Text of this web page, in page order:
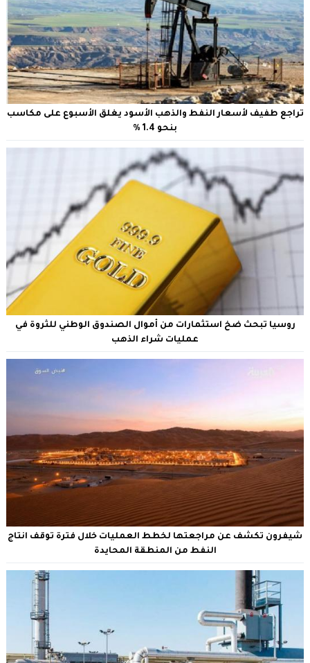
تراجع طفيف لأسعار النفط والذهب الأسود يغلق الأسبوع على مكاسب
بنحو 1.4 %
روسيا تبحث ضخ استثمارات من أموال الصندوق الوطني للثروة في
عمليات شراء الذهب
شيفرون تكشف عن مراجعتها لخطط العمليات خلال فترة توقف انتاج
النفط من المنطقة المحايدة